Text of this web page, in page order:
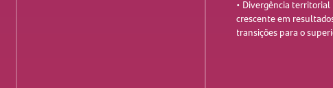
• Divergência territorial
crescente em
transições para o